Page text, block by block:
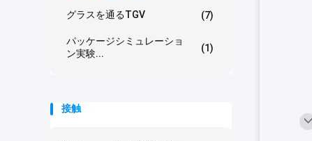
グラスを通るTGV (7)
パッケージシミュレーショ
ン実験...
(1)
接触